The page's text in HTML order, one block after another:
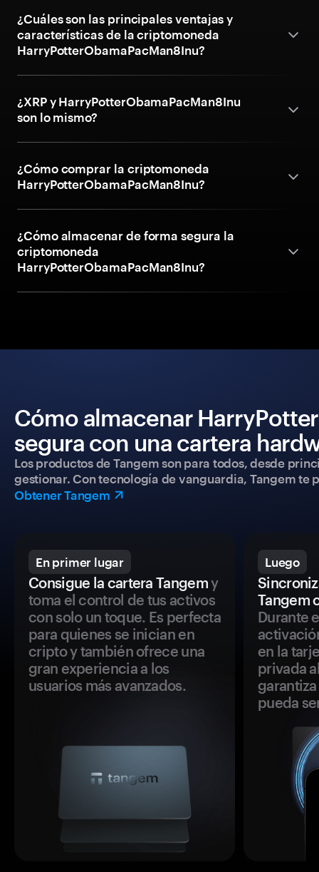
¿Cuáles son las principales ventajas y
características de la criptomoneda
HarryPotterObamaPacMan8Inu?
¿XRP y HarryPotterObamaPacMan8Inu
son lo mismo?
¿Cómo comprar la criptomoneda
HarryPotterObamaPacMan8Inu?
¿Cómo almacenar de forma segura la
criptomoneda
HarryPotterObamaPacMan8Inu?
Cómo almacenar
segura con una cartera
Los productos de Tangem son para todos, desde
gestionar. Con tecnología de vanguardia, Tangem
Obtener Tangem
En primer lugar
Consigue la cartera Tangemy
toma el control de tus activos
con solo un toque. Es perfecta
para quienes se inician en
cripto y también ofrece una
gran experiencia a los
usuarios más avanzados.
Luego
Tangem
Durante
en la
privada
pueda